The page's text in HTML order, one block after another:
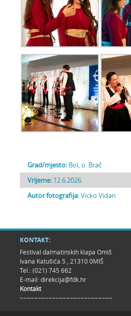
Grad/mjesto: Bol, o. Brač
Vrijeme: 12.6.2026.
Autor fotografija:Vicko Vidan
KONTAKT:
Festival dalmatinskih klapa Omiš
Ivana Katušića 5 , 21310 0MIŠ
Tel.: (021) 745 662
E-mail:direkcija@fdk.hr
Kontakt
~~~~~~~~~~~~~~~~~~~~~~~~~~